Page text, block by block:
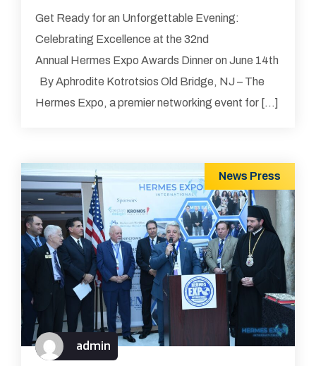
Get Ready for an Unforgettable Evening:
Celebrating Excellence at the 32nd
Annual Hermes Expo Awards Dinner on June 14th
By Aphrodite Kotrotsios Old Bridge, NJ – The
Hermes Expo, a premier networking event for […]
News Press
admin